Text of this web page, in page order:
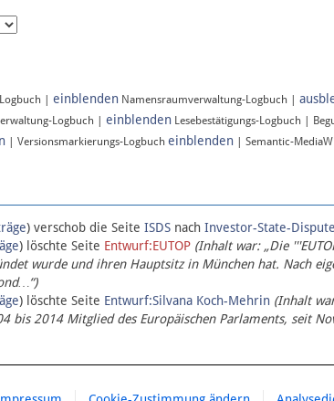
| einblenden Namensraumverwaltung-Logbuch |
Logbuch | einblenden Lesebestätigungs-Logbuch |
| Versionsmarkierungs-Logbuch einblenden | Semantic-
) verschob die Seite ISDS nach Investor-State-
) löschte Seite Entwurf:EUTOP (Inhalt war: „Die
wurde und ihren Hauptsitz in München hat. Nach
) löschte Seite Entwurf:Silvana Koch-Mehrin (Inhalt
bis 2014 Mitglied des Europäischen Parlaments, seit